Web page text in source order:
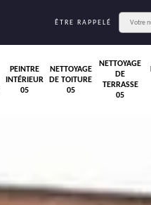
ÊTRE RAPPELÉ
PEINTRE
INTÉRIEUR
05
NETTOYAGE
DE TOITURE
05
NETTOYAGE
DE
TERRASSE
05